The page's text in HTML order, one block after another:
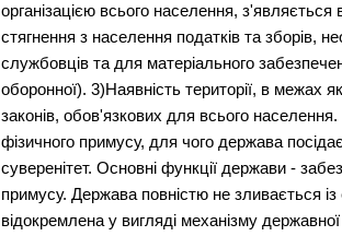
організацією всього населення,
стягнення з населення податків та зборів,
службовців та для матеріального
оборонної). 3)Наявність території, в межах
законів, обов'язкових для всього
фізичного примусу, для чого держава
суверенітет. Основні функції держави -
примусу. Держава повністю не зливається
відокремлена у вигляді механізму